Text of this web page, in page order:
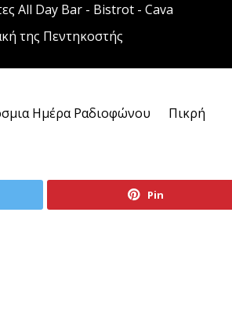
All Day Bar - Bistrot - Cava
της Πεντηκοστής
Ημέρα Ραδιοφώνου
Πικρή
Pin